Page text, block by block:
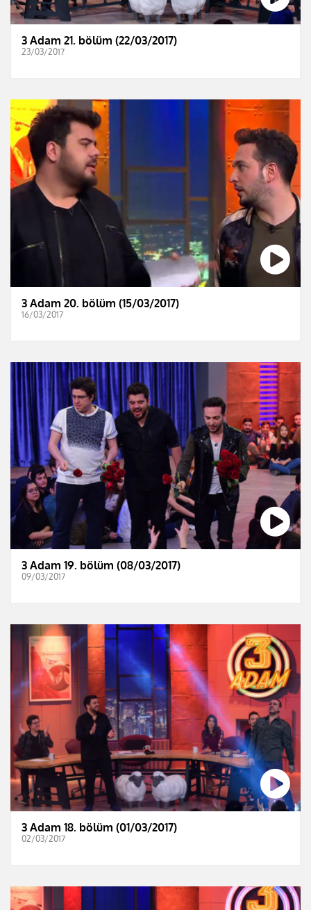
3 Adam 21. bölüm (22/03/2017)
23/03/2017
3 Adam 20. bölüm (15/03/2017)
16/03/2017
3 Adam 19. bölüm (08/03/2017)
09/03/2017
3 Adam 18. bölüm (01/03/2017)
02/03/2017